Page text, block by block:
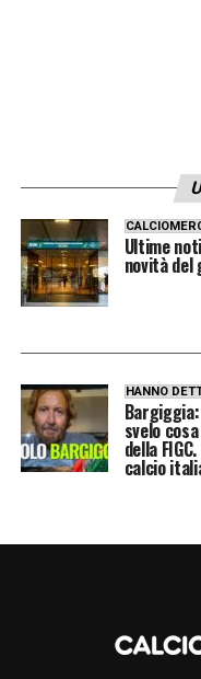
Ultime
novità del
HANNO
svelo
della
calcio